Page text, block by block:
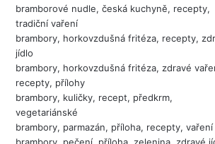
bramborové nudle, česká kuchyně, recepty,
tradiční vaření
brambory, horkovzdušná fritéza, recepty,
jídlo
brambory, horkovzdušná fritéza, zdravé
recepty, přílohy
brambory, kuličky, recept, předkrm,
vegetariánské
brambory, parmazán, příloha, recepty, vaření